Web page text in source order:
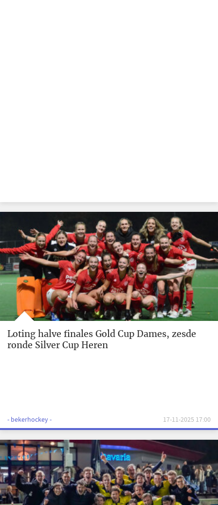
Loting halve finales Gold Cup Dames, zesde
ronde Silver Cup Heren
- bekerhockey - 17-11-2025 17:00